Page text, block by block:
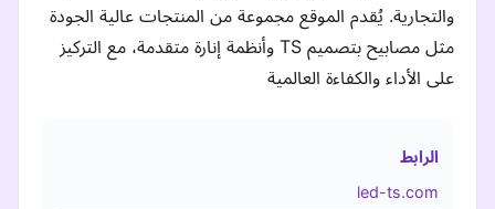
والتجارية. يُقدم الموقع مجموعة من المنتجات عالية الجودة
مثل مصابيح بتصميم TS وأنظمة إنارة متقدمة، مع التركيز
على الأداء والكفاءة العالمية
الرابط
led-ts.com